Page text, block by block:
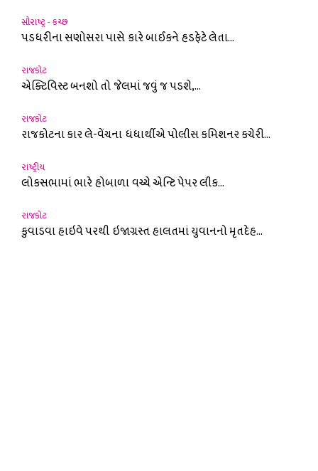
સૌરાષ્ટ્ર - કચ્છ
પડધરીના સણોસરા પાસે કારે બાઈકને હડફેટે લેતા...
રાજકોટ
એક્ટિવિસ્ટ બનશો તો જેલમાં જવું જ પડશે,...
રાજકોટ
રાજકોટના કાર લે-વેંચના ધંધાર્થીએ પોલીસ કમિશનર કચેરી...
રાષ્ટ્રીય
લોકસભામાં ભારે હોબાળા વચ્ચે એન્ટિ પેપર લીક...
રાજકોટ
કુવાડવા હાઇવે પરથી ઇજાગ્રસ્ત હાલતમાં યુવાનનો મૃતદેહ...